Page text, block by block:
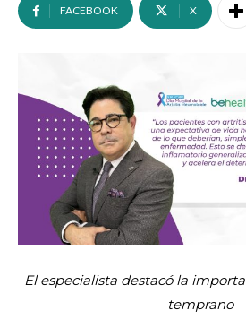
FACEBOOK X
El especialista destacó la
temprano